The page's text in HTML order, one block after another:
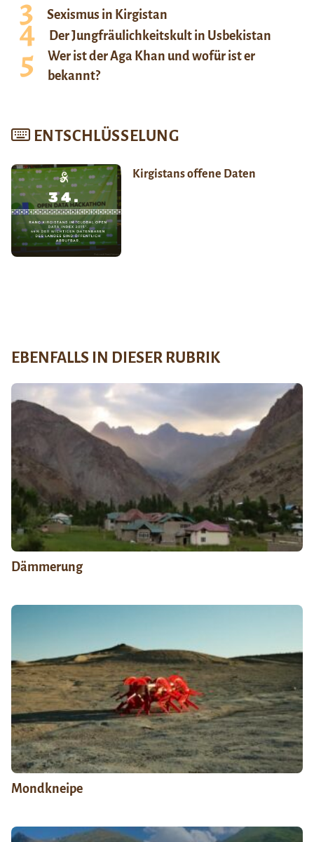
Sexismus in Kirgistan
Der Jungfräulichkeitskult in Usbekistan
Wer ist der Aga Khan und wofür ist er
bekannt?
ENTSCHLÜSSELUNG
Kirgistans offene Daten
EBENFALLS IN DIESER RUBRIK
Dämmerung
Mondkneipe